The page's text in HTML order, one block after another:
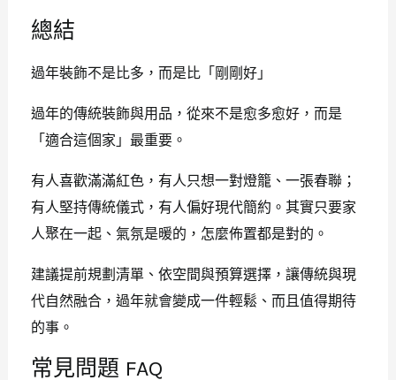
總結
過年裝飾不是比多，而是比「剛剛好」
過年的傳統裝飾與用品，從來不是愈多愈好，而是
「適合這個家」最重要。
有人喜歡滿滿紅色，有人只想一對燈籠、一張春聯；
有人堅持傳統儀式，有人偏好現代簡約。其實只要家
人聚在一起、氣氛是暖的，怎麼佈置都是對的。
建議提前規劃清單、依空間與預算選擇，讓傳統與現
代自然融合，過年就會變成一件輕鬆、而且值得期待
的事。
常見問題 FAQ